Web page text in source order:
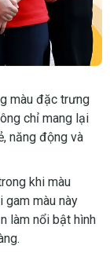
màu đặc trưng
chỉ mang lại
năng động và
khi màu
gam màu này
làm nổi bật hình